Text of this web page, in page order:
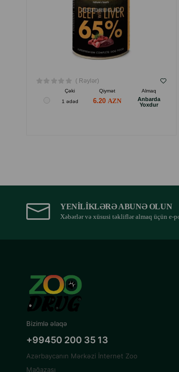
( Rəylər)
Çəki Qiymət
Almaq
1 ədəd
6.20
Anbarda
Yoxdur
YENILIKLƏRƏ ABUNƏ OLUN
Xəbərlər və xüsusi təkliflər almaq üçün e-
Bizimlə əlaqə
+99450 200 35 13
Azərbaycanın Mərkəzi İnternet Zoo
Mağazası